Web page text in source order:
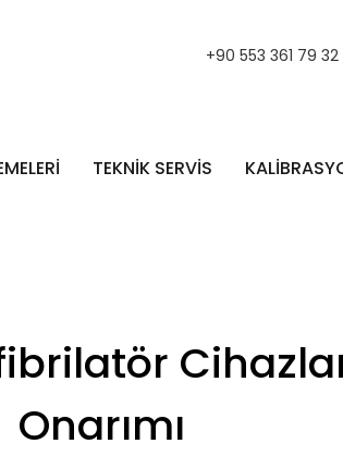
+90 553 361 79 32
TEKNİK SERVİS
Onarımı